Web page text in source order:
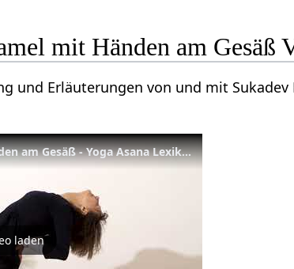
mit Händen am Gesäß
und Erläuterungen von und mit
Aufgerichtetes Kamel mit Händen am Gesäß - Yoga Asana Lexikon
laden